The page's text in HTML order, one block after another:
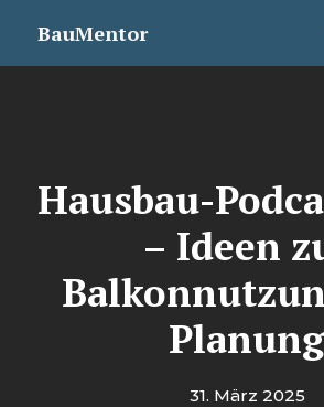
InhaltBauMentor
Hausbau-
– Ideen
Planung
31. März 2025